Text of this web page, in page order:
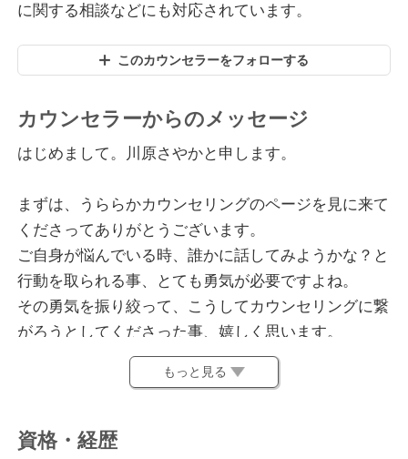
に関する相談などにも対応されています。
このカウンセラーをフォローする
カウンセラーからのメッセージ
はじめまして。川原さやかと申します。
まずは、うららかカウンセリングのページを見に来て
くださってありがとうございます。
ご自身が悩んでいる時、誰かに話してみようかな？と
行動を取られる事、とても勇気が必要ですよね。
その勇気を振り絞って、こうしてカウンセリングに繋
がろうとしてくださった事、嬉しく思います。
私が精神科の分野で働いていて強く思ったのは「心の
訪問に入らせていただいた患者様が、私にお話しされ
もっと見る
資格・経歴